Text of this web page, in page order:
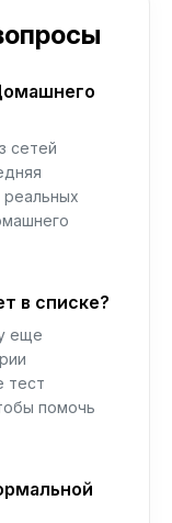
сетей
реальных
в списке?
еще
тест
помочь